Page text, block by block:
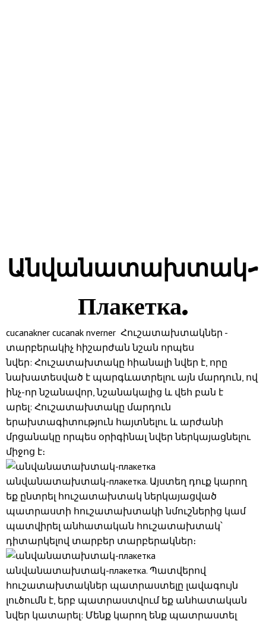
Անվանատախտակ-
Плакетка.
cucanakner cucanak nverner Հուշատախտակներ -
տարբերակիչ հիշարժան նշան որպես
նվեր: Հուշատախտակը հիանալի նվեր է, որը
նախատեսված է պարգևատրելու այն մարդուն, ով
ինչ-որ նշանավոր, նշանակալից և վեհ բան է
արել: Հուշատախտակը մարդուն
երախտագիտություն հայտնելու և արժանի
մրցանակը որպես օրիգինալ նվեր ներկայացնելու
միջոց է։
անվանատախտակ-плакетка. Այստեղ դուք կարող
եք ընտրել հուշատախտակ ներկայացված
պատրաստի հուշատախտակի նմուշներից կամ
պատվիրել անհատական ​​հուշատախտակ՝
դիտարկելով տարբեր տարբերակներ։
անվանատախտակ-плакетка. Պատվերով
հուշատախտակներ պատրաստելը լավագույն
լուծումն է, երբ պատրաստվում եք անհատական ​​
նվեր կատարել: Մենք կարող ենք պատրաստել